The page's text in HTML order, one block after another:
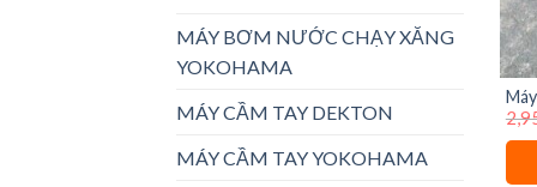
MÁY BƠM NƯỚC CHẠY XĂNG
YOKOHAMA
MÁY CẦM TAY DEKTON
MÁY CẦM TAY YOKOHAMA